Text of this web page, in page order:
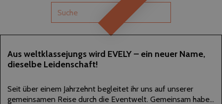
14
OKTOBER
Aus weltklassejungs wird EVELY – ein neuer Name,
dieselbe Leidenschaft!
Seit über einem Jahrzehnt begleitet ihr uns auf unserer
gemeinsamen Reise durch die Eventwelt. Gemeinsam haben